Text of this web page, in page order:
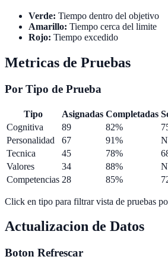
Verde: Tiempo dentro del objetivo
Amarillo: Tiempo cerca del limite
Rojo: Tiempo excedido
Metricas de Pruebas
Por Tipo de Prueba
Tipo Asignadas Completadas
Cognitiva
89 82%
Personalidad
67 91%
Tecnica
45 78%
Valores
34 88%
Competencias 28 85%
Click en tipo para filtrar vista de pruebas
Actualizacion de Datos
Boton Refrescar